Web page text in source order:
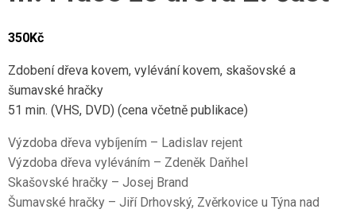
350Kč
Zdobení dřeva kovem, vylévání kovem, skašovské a
šumavské hračky
51 min. (VHS, DVD) (cena včetně publikace)
Výzdoba dřeva vybíjením – Ladislav rejent
Výzdoba dřeva vyléváním – Zdeněk Daňhel
Skašovské hračky – Josej Brand
Šumavské hračky – Jiří Drhovský, Zvěrkovice u Týna nad